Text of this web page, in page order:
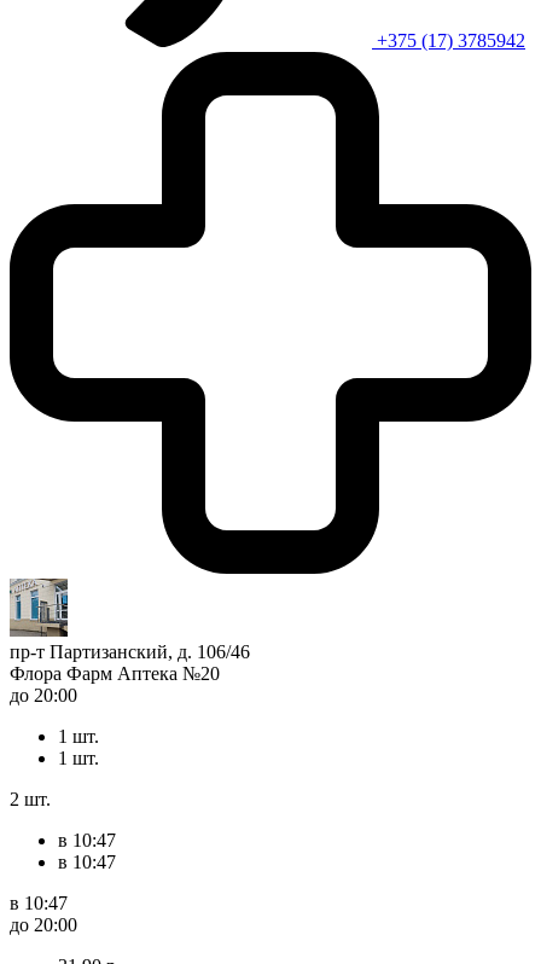
+375 (17) 3785942
пр-т Партизанский, д. 106/46
Флора Фарм Аптека №20
до 20:00
1 шт.
1 шт.
2 шт.
в 10:47
в 10:47
в 10:47
до 20:00